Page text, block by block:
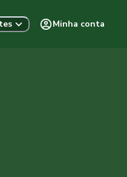
Minha conta